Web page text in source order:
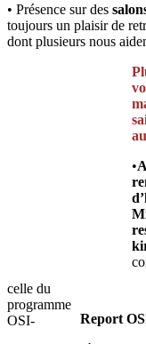
• Présence sur des
toujours un plaisir de
dont plusieurs nous
Report
•
celle du
programme
OSI-